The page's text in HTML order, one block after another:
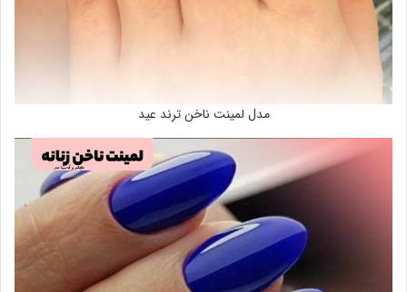
مدل لمینت ناخن ترند عید